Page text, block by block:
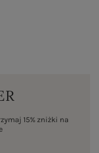
15% zniżki na